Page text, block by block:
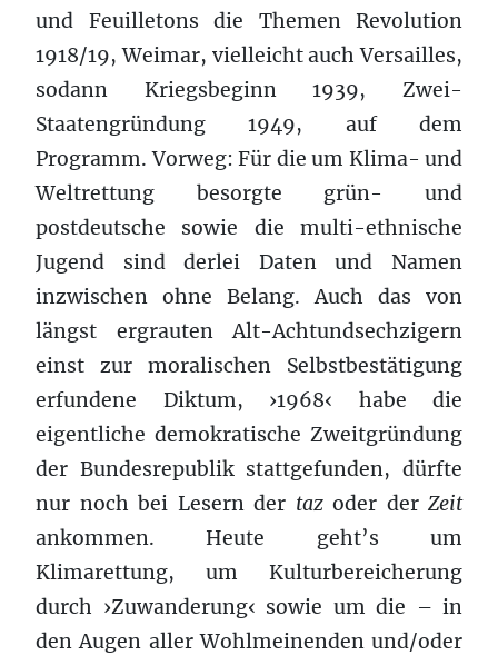
und Feuilletons die Themen Revolution
1918/19, Weimar, vielleicht auch Versailles,
sodann Kriegsbeginn 1939, Zwei-
Staatengründung 1949, auf dem
Programm. Vorweg: Für die um Klima- und
Weltrettung besorgte grün- und
postdeutsche sowie die multi-ethnische
Jugend sind derlei Daten und Namen
inzwischen ohne Belang. Auch das von
längst ergrauten Alt-Achtundsechzigern
einst zur moralischen Selbstbestätigung
erfundene Diktum, ›1968‹ habe die
eigentliche demokratische Zweitgründung
der Bundesrepublik stattgefunden, dürfte
nur noch bei Lesern der taz oder der Zeit
ankommen. Heute geht’s um
Klimarettung, um Kulturbereicherung
durch ›Zuwanderung‹ sowie um die – in
den Augen aller Wohlmeinenden und/oder